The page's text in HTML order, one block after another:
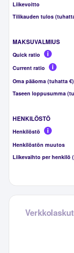
Liikevoitto
Tilikauden tulos
MAKSUVALMIUS
Quick ratio
Current ratio
Oma pääoma (tuhatta €)
Taseen loppusumma
HENKILÖSTÖ
Henkilöstö
Henkilöstön muutos
Liikevaihto per henkilö